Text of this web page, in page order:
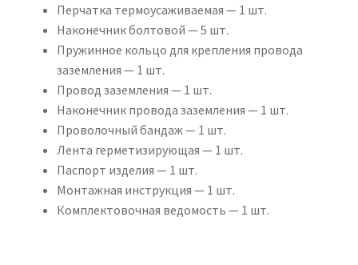
Перчатка термоусаживаемая — 1 шт.
Наконечник болтовой — 5 шт.
Пружинное кольцо для крепления провода
заземления — 1 шт.
Провод заземления — 1 шт.
Наконечник провода заземления — 1 шт.
Проволочный бандаж — 1 шт.
Лента герметизирующая — 1 шт.
Паспорт изделия — 1 шт.
Монтажная инструкция — 1 шт.
Комплектовочная ведомость — 1 шт.